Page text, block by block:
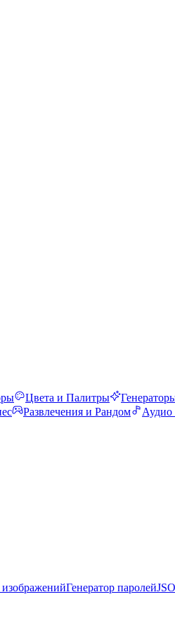
Цвета и Палитры
Развлечения и Рандом Аудио
Генератор паролей